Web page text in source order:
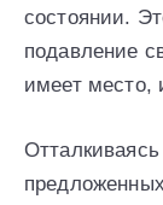
состоянии.
подавление
имеет место,